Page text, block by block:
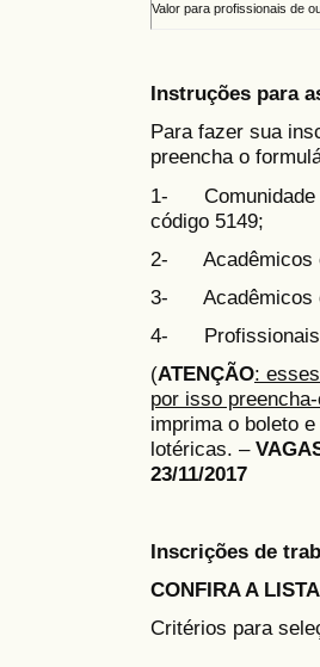
Valor para profissionais de
Instruções para
Para fazer sua
preencha o
1- Comunidade
código 5149;
2- Acadêmicos
3- Acadêmicos
4- Profissionais
(ATENÇÃO:
por isso
imprima o boleto
lotéricas. –
23/11/2017
Inscrições de
CONFIRA A
Critérios para